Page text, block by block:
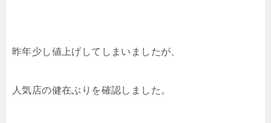
昨年少し値上げしてしまいましたが、
人気店の健在ぶりを確認しました。